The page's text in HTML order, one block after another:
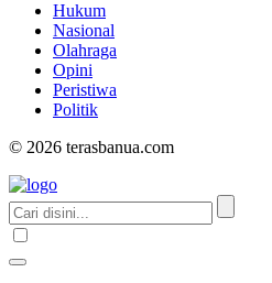
Hukum
Nasional
Olahraga
Opini
Peristiwa
Politik
© 2026 terasbanua.com